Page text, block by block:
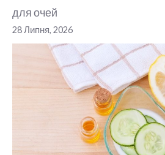
для очей
28 Липня, 2026